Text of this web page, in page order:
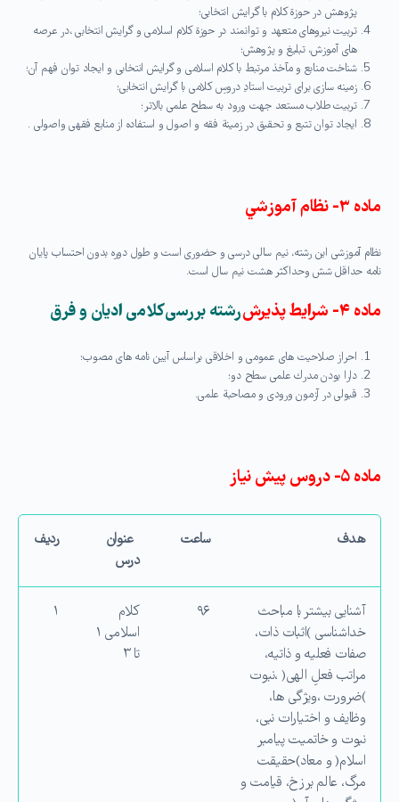
پژوهش در حوزة کلام با گرایش انتخابی؛
تربیت نیروهای متعهد و توانمند در حوزة کلام اسلامی و گرایش انتخابی ،در عرصه
هاى آموزش، تبلیغ و پژوهش؛
شناخت منابع و مآخذ مرتبط با کلام اسلامی و گرایش انتخابی و ایجاد توان فهم آن؛
زمینه سازی برای تربیت استادِ دروسِ کلامی با گرایش انتخابی؛
تربیت طلاب مستعد جهت ورود به سطح علمی بالاتر؛
ایجاد توان تتبع و تحقیق در زمینة فقه و اصول و استفاده از منابع فقهی واصولی .
ماده ۳- نظام آموزشي
نظام آموزشی این رشته، نیم سالی درسی و حضوری است و طول دوره بدون احتساب پایان
نامه حداقل شش وحداکثر هشت نیم سال است.
ماده ۴- شرایط پذیرش رشتهبررسی کلامی ادیان و فرق
احراز صلاحیت های عمومی و اخلاقی براساس آیین نامه های مصوب؛
دارا بودن مدرك علمی سطح دو؛
قبولی در آزمون ورودی و مصاحبة علمی.
ماده ۵- دروس پیش نیاز
هدف ساعت
عنوان
درس
ردیف
آشنایی بیشتر با مباحث
خداشناسی )اثبات ذات،
صفات فعلیه و ذاتیه،
مراتب فعلِ الهی( ،نبوت
)ضرورت ،ویژگی ها،
وظایف و اختیارات نبی،
نبوت و خاتمیت پیامبر
اسلام( و معاد)حقیقت
مرگ، عالم برزخ، قیامت و
كلام
اسلامی ۱
تا ۳